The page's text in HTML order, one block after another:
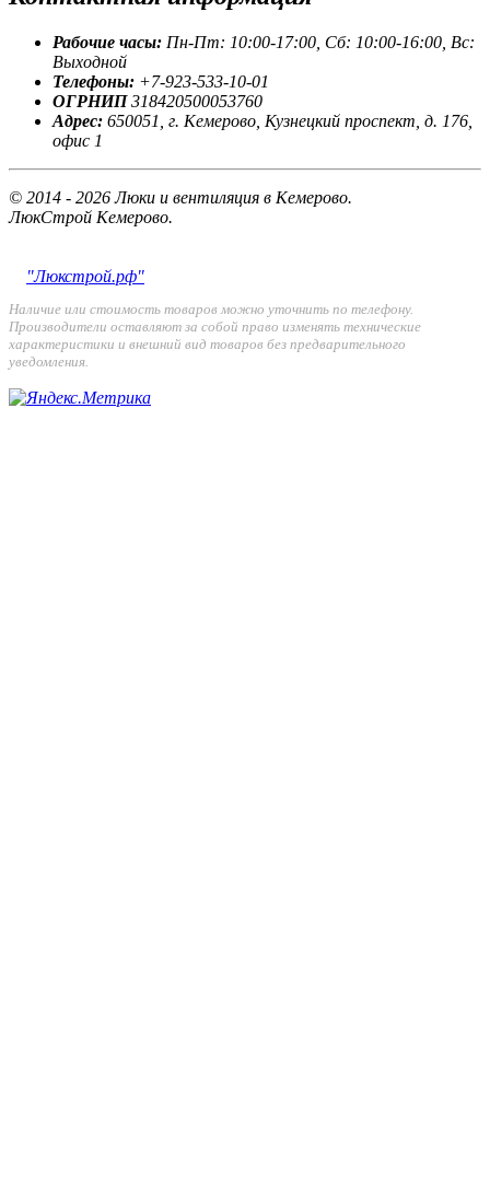
Рабочие часы: Пн-Пт: 10:00-17:00, Сб: 10:00-16:00, Вс:
Выходной
Телефоны: +7-923-533-10-01
ОГРНИП318420500053760
Адрес: 650051, г. Кемерово, Кузнецкий проспект, д. 176,
офис 1
© 2014 - 2026 Люки и вентиляция в Кемерово.
ЛюкСтрой Кемерово.
"Люкстрой.рф"
Наличие или стоимость товаров можно уточнить по телефону.
Производители оставляют за собой право изменять технические
характеристики и внешний вид товаров без предварительного
уведомления.